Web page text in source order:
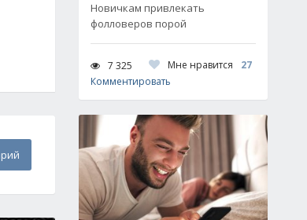
Новичкам привлекать
фолловеров порой
7 325 Мне нравится
27
Комментировать